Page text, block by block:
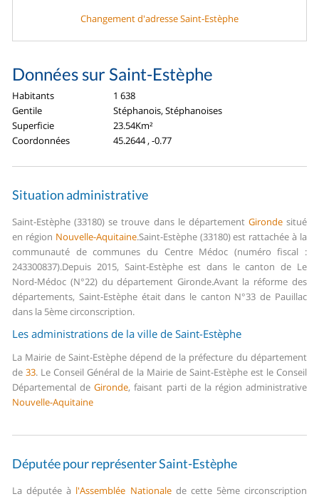
Changement d'adresse Saint-Estèphe
Données sur Saint-Estèphe
Habitants
1 638
Gentile
Stéphanois, Stéphanoises
Superficie
23.54Km²
Coordonnées
45.2644 , -0.77
Situation administrative
Saint-Estèphe (33180) se trouve dans le département Girondesitué
en région Nouvelle-Aquitaine.Saint-Estèphe (33180) est rattachée à la
communauté de communes du Centre Médoc (numéro fiscal :
243300837).Depuis 2015, Saint-Estèphe est dans le canton de Le
Nord-Médoc (N°22) du département Gironde.Avant la réforme des
départements, Saint-Estèphe était dans le canton N°33 de Pauillac
dans la 5ème circonscription.
Les administrations de la ville de Saint-Estèphe
La Mairie de Saint-Estèphe dépend de la préfecture du département
de33. Le Conseil Général de la Mairie de Saint-Estèphe est le Conseil
Départemental deGironde, faisant parti de la région administrative
Nouvelle-Aquitaine
Députée pour représenter Saint-Estèphe
La députée à l'Assemblée Nationalede cette 5ème circonscription